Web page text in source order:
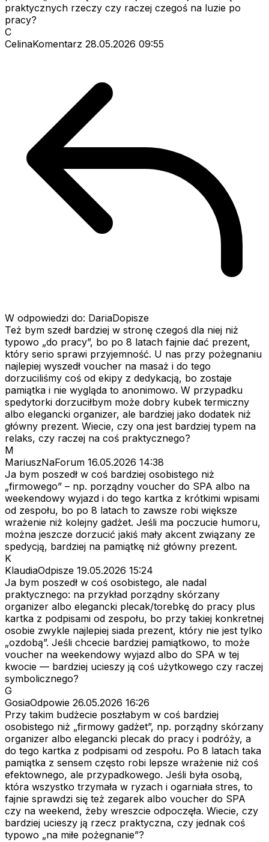
praktycznych rzeczy czy raczej czegoś na luzie po
pracy?
C
CelinaKomentarz 28.05.2026 09:55
W odpowiedzi do: DariaDopisze
Też bym szedł bardziej w stronę czegoś dla niej niż
typowo „do pracy”, bo po 8 latach fajnie dać prezent,
który serio sprawi przyjemność. U nas przy pożegnaniu
najlepiej wyszedł voucher na masaż i do tego
dorzuciliśmy coś od ekipy z dedykacją, bo zostaje
pamiątka i nie wygląda to anonimowo. W przypadku
spedytorki dorzuciłbym może dobry kubek termiczny
albo elegancki organizer, ale bardziej jako dodatek niż
główny prezent. Wiecie, czy ona jest bardziej typem na
relaks, czy raczej na coś praktycznego?
M
MariuszNaForum 16.05.2026 14:38
Ja bym poszedł w coś bardziej osobistego niż
„firmowego” – np. porządny voucher do SPA albo na
weekendowy wyjazd i do tego kartka z krótkimi wpisami
od zespołu, bo po 8 latach to zawsze robi większe
wrażenie niż kolejny gadżet. Jeśli ma poczucie humoru,
można jeszcze dorzucić jakiś mały akcent związany ze
spedycją, bardziej na pamiątkę niż główny prezent.
K
KlaudiaOdpisze 19.05.2026 15:24
Ja bym poszedł w coś osobistego, ale nadal
praktycznego: na przykład porządny skórzany
organizer albo elegancki plecak/torebkę do pracy plus
kartka z podpisami od zespołu, bo przy takiej konkretnej
osobie zwykle najlepiej siada prezent, który nie jest tylko
„ozdobą”. Jeśli chcecie bardziej pamiątkowo, to może
voucher na weekendowy wyjazd albo do SPA w tej
kwocie — bardziej ucieszy ją coś użytkowego czy raczej
symbolicznego?
G
GosiaOdpowie 26.05.2026 16:26
Przy takim budżecie poszłabym w coś bardziej
osobistego niż „firmowy gadżet”, np. porządny skórzany
organizer albo elegancki plecak do pracy i podróży, a
do tego kartka z podpisami od zespołu. Po 8 latach taka
pamiątka z sensem często robi lepsze wrażenie niż coś
efektownego, ale przypadkowego. Jeśli była osobą,
która wszystko trzymała w ryzach i ogarniała stres, to
fajnie sprawdzi się też zegarek albo voucher do SPA
czy na weekend, żeby wreszcie odpoczęła. Wiecie, czy
bardziej ucieszy ją rzecz praktyczna, czy jednak coś
typowo „na miłe pożegnanie”?